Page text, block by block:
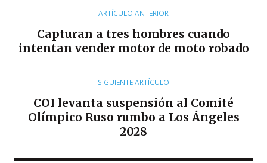
ARTÍCULO ANTERIOR
Capturan a tres hombres cuando
intentan vender motor de moto robado
SIGUIENTE ARTÍCULO
COI levanta suspensión al Comité
Olímpico Ruso rumbo a Los Ángeles
2028